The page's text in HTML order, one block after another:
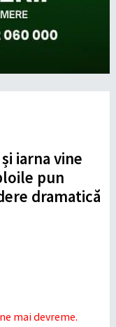
iarna vine
pun
dramatică